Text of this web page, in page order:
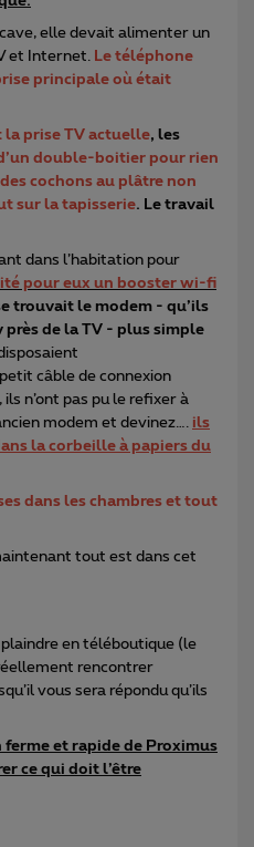
elle devait alimenter un
et Internet.
Le téléphone
principale où était
prise TV actuelle, les
double-boitier pour rien
cochons au plâtre non
sur la tapisserie. Le travail
dans l’habitation pour
pour eux un booster wi-fi
trouvait le modem - qu’ils
de la TV - plus simple
câble de connexion
n’ont pas pu le refixer à
modem et devinez…. ils
la corbeille à papiers du
dans les chambres et tout
tout est dans cet
plaindre en téléboutique (le
rencontrer
vous sera répondu qu’ils
ferme et rapide de Proximus
ce qui doit l’être